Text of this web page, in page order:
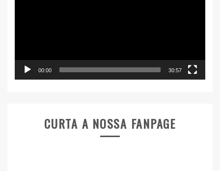
00:00 30:57
CURTA A NOSSA FANPAGE